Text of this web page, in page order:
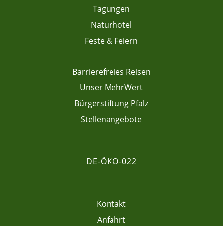
Tagungen
Naturhotel
Feste & Feiern
Barrierefreies Reisen
Unser MehrWert
Bürgerstiftung Pfalz
Stellenangebote
DE-ÖKO-022
Kontakt
Anfahrt